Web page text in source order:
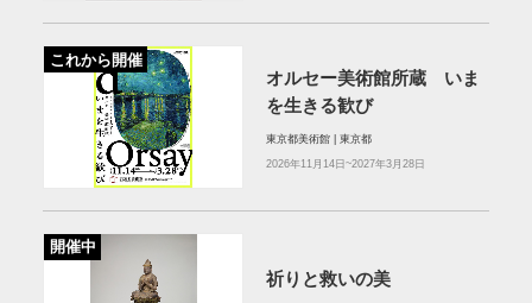
これから開催
オルセー美術館所蔵 いま
を生きる歓び
東京都美術館 | 東京都
2026年11月14日~2027年3月28日
開催中
祈りと救いの美